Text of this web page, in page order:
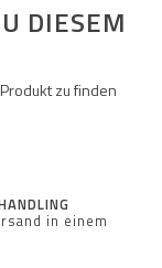
DIESEM
zu finden
in einem